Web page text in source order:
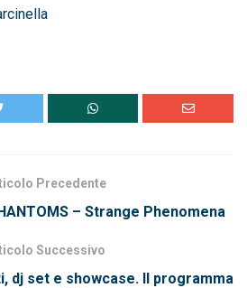
Precedente
– Strange Phenomena
Successivo
dj set e showcase. Il programma